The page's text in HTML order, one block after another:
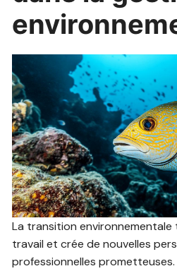
La transition
travail et crée de nouvelles
professionnelles